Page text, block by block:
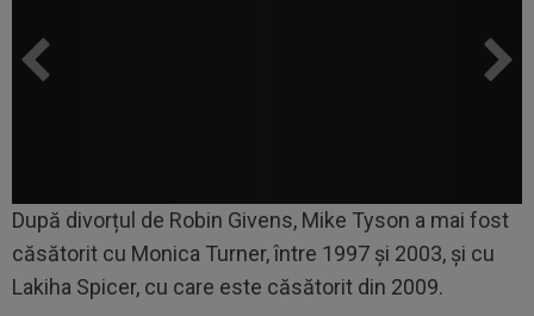
După divorțul de Robin Givens, Mike Tyson a mai fost
căsătorit cu Monica Turner, între 1997 și 2003, și cu
Lakiha Spicer, cu care este căsătorit din 2009.